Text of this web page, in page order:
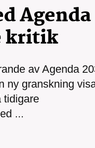
Agenda
kritik
av Agenda
ny granskning
tidigare
...
kämpar för en
ideella redaktion
nyhetsbevakning